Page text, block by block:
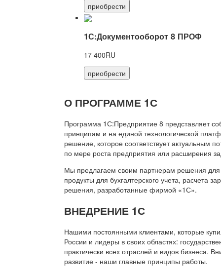
приобрести
1С:Документооборот 8 ПРОФ
17 400RU
приобрести
О ПРОГРАММЕ 1С
Программа 1С:Предприятие 8 представляет
принципам и на единой технологической
решение, которое соответствует актуальным
по мере роста предприятия или расширения
Мы предлагаем своим партнерам решения для
продукты для бухгалтерского учета, расчета
решения, разработанные фирмой «1С».
ВНЕДРЕНИЕ 1С
Нашими постоянными клиентами, которые
России и лидеры в своих областях:
практически всех отраслей и видов бизнеса.
развитие - наши главные принципы работы.